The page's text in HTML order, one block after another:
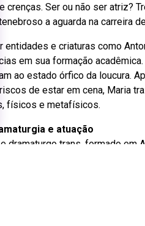
Ser ou não ser atriz?
a aguarda na carreira
entidades e criaturas como
em sua formação
ao estado órfico da loucura.
de estar em cena, Maria
físicos e metafísicos.
e atuação
dramaturgo trans, formado em